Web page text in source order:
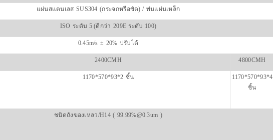
แผ่นสแตนเลส SUS304 (กระจกหรือขัด) / พ่นแผ่นเหล็ก
ISO ระดับ 5 (ดีกว่า 209E ระดับ 100)
0.45m/s ± 20% ปรับได้
2400CMH 4800CMH
1170*570*93*2 ชิ้น
1170*570*93*4
ชิ้น
ชนิดถังของเหลว/H14 ( 99.99%@0.3um )